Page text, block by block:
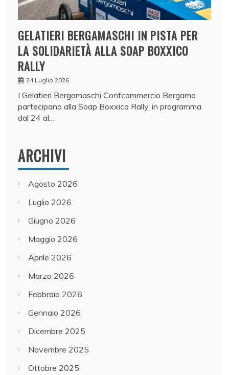
GELATIERI BERGAMASCHI IN PISTA PER
LA SOLIDARIETÀ ALLA SOAP BOXXICO
RALLY
24 Luglio 2026
I Gelatieri Bergamaschi Confcommercio Bergamo
partecipano alla Soap Boxxico Rally, in programma
dal 24 al…
ARCHIVI
Agosto 2026
Luglio 2026
Giugno 2026
Maggio 2026
Aprile 2026
Marzo 2026
Febbraio 2026
Gennaio 2026
Dicembre 2025
Novembre 2025
Ottobre 2025